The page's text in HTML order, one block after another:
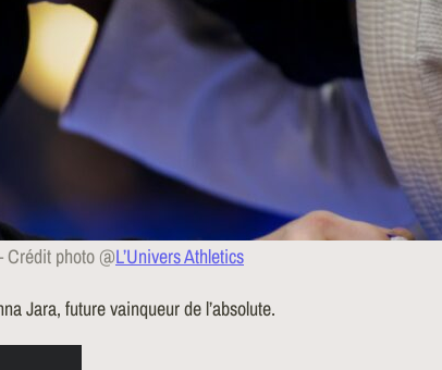
Crédit photo @L’Univers Athletics
Jara, future vainqueur de l’absolute.